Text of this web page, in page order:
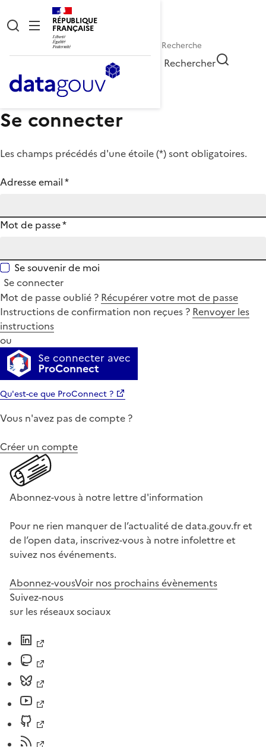
RÉPUBLIQUE
FRANÇAISE
Rechercher
Se connecter
Les champs précédés d'une étoile (*) sont obligatoires.
Adresse email*
Mot de passe*
Se souvenir de moi
Se connecter
Mot de passe oublié ? Récupérer votre mot de passe
Instructions de confirmation non reçues ? Renvoyer les
instructions
ou
Se connecter avec
ProConnect
Qu'est-ce que ProConnect ?
Vous n'avez pas de compte ?
Créer un compte
Abonnez-vous à notre lettre d'information
Pour ne rien manquer de l’actualité de data.gouv.fr et
de l’open data, inscrivez-vous à notre infolettre et
suivez nos événements.
Abonnez-vousVoir nos prochains évènements
Suivez-nous
sur les réseaux sociaux